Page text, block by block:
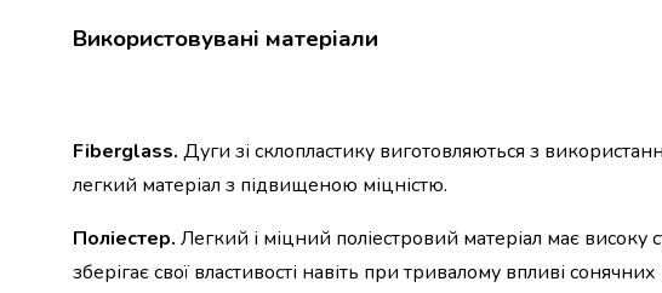
гриби
і
маринади
Соуси
Майонез
Кетчуп
Томатна
Використовувані матеріали
Fiberglass. Дуги зі склопластику виготовляються з
легкий матеріал з підвищеною міцністю.
Поліестер. Легкий і міцний поліестровий матеріал має високу
зберігає свої властивості навіть при тривалому впливі